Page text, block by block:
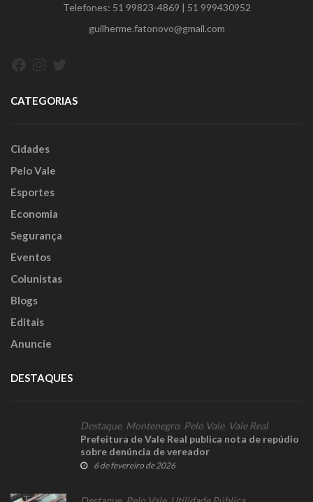
Telefones: 51 99823-4869 | 51 999430952
guilherme.fatonovo@gmail.com
CATEGORIAS
Cidades
Pelo Vale
Esportes
Economia
Segurança
Eventos
Colunistas
Blogs
Editais
Anuncie
DESTAQUES
Destaque, Montenegro Pelo Vale, Vale Real
Prefeitura de Vale Real publica nota de repúdio
sobre denúncia de vereador
6 de fevereiro de 2026